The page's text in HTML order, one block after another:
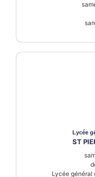
Lycée
ST
Lycée général